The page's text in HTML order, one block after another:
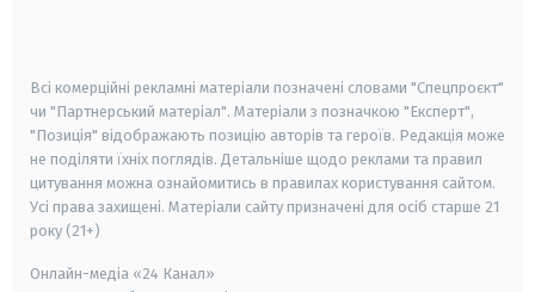
Всі комерційні рекламні матеріали позначені словами "Спецпроєкт"
чи "Партнерський матеріал". Матеріали з позначкою "Експерт",
"Позиція" відображають позицію авторів та героїв. Редакція може
не поділяти їхніх поглядів. Детальніше щодо реклами та правил
цитування можна ознайомитись в правилах користування сайтом.
Усі права захищені. Матеріали сайту призначені для осіб старше 21
року (21+)
Онлайн-медіа «24 Канал»